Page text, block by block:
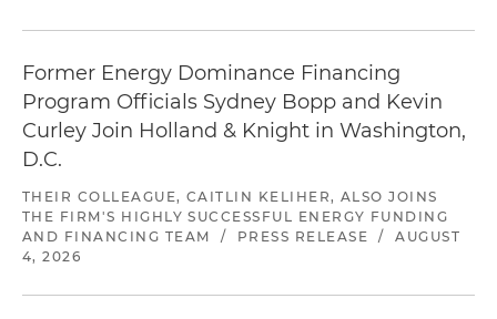
Former Energy Dominance Financing
Program Officials Sydney Bopp and Kevin
Curley Join Holland & Knight in Washington,
D.C.
THEIR COLLEAGUE, CAITLIN KELIHER, ALSO JOINS
THE FIRM'S HIGHLY SUCCESSFUL ENERGY FUNDING
AND FINANCING TEAM
/ PRESS RELEASE /
AUGUST
4, 2026